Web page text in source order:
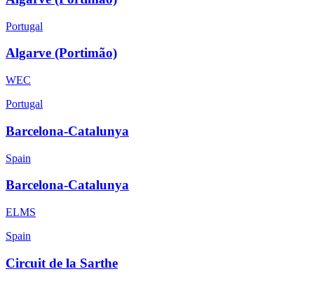
Portugal
Algarve (Portimão)
WEC
Portugal
Barcelona-Catalunya
Spain
Barcelona-Catalunya
ELMS
Spain
Circuit de la Sarthe